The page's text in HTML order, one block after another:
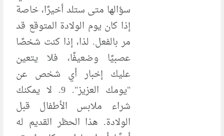
سؤالها متى ستلد أخيرًا، خاصة
إذا كان يوم الولادة المتوقع قد
مر بالفعل. لذا، إذا كنت شخصًا
عصبيًا وضعيفًا، فلا يتعين
عليك إخبار أي شخص عن
"يومك العزيز". 9. لا يمكنك
شراء ملابس الأطفال قبل
الولادة. هذا الحظر القديم له